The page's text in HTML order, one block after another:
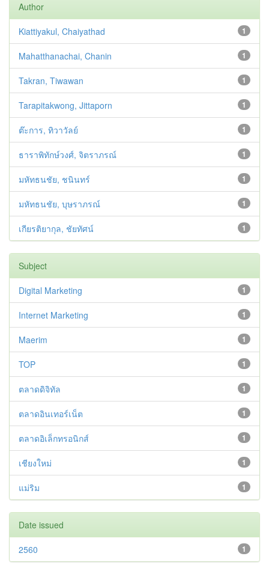
Author
1
Kiattiyakul, Chaiyathad
1
Mahatthanachai, Chanin
1
Takran, Tiwawan
1
Tarapitakwong, Jittaporn
1
ต๊ะการ, ทิวาวัลย์
1
ธาราพิทักษ์วงศ์, จิตราภรณ์
1
มหัทธนชัย, ชนินทร์
1
มหัทธนชัย, บุษราภรณ์
1
เกียรติยากุล, ชัยทัศน์
Subject
1
Digital Marketing
1
Internet Marketing
1
Maerim
1
TOP
1
ตลาดดิจิทัล
1
ตลาดอินเทอร์เน็ต
1
ตลาดอิเล็กทรอนิกส์
1
เชียงใหม่
1
แม่ริม
Date issued
1
2560